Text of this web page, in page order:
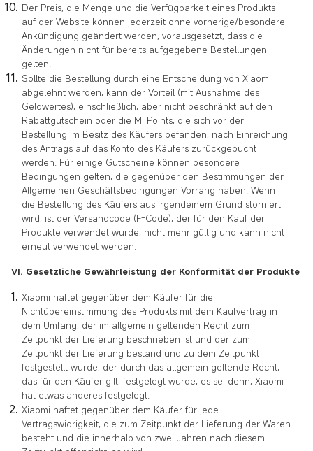
Der Preis, die Menge und die Verfügbarkeit eines Produkts
auf der Website können jederzeit ohne vorherige/besondere
Ankündigung geändert werden, vorausgesetzt, dass die
Änderungen nicht für bereits aufgegebene Bestellungen
gelten.
Sollte die Bestellung durch eine Entscheidung von Xiaomi
abgelehnt werden, kann der Vorteil (mit Ausnahme des
Geldwertes), einschließlich, aber nicht beschränkt auf den
Rabattgutschein oder die Mi Points, die sich vor der
Bestellung im Besitz des Käufers befanden, nach Einreichung
des Antrags auf das Konto des Käufers zurückgebucht
werden. Für einige Gutscheine können besondere
Bedingungen gelten, die gegenüber den Bestimmungen der
Allgemeinen Geschäftsbedingungen Vorrang haben. Wenn
die Bestellung des Käufers aus irgendeinem Grund storniert
wird, ist der Versandcode (F-Code), der für den Kauf der
Produkte verwendet wurde, nicht mehr gültig und kann nicht
erneut verwendet werden.
VI. Gesetzliche Gewährleistung der Konformität der Produkte
Xiaomi haftet gegenüber dem Käufer für die
Nichtübereinstimmung des Produkts mit dem Kaufvertrag in
dem Umfang, der im allgemein geltenden Recht zum
Zeitpunkt der Lieferung beschrieben ist und der zum
Zeitpunkt der Lieferung bestand und zu dem Zeitpunkt
festgestellt wurde, der durch das allgemein geltende Recht,
das für den Käufer gilt, festgelegt wurde, es sei denn, Xiaomi
hat etwas anderes festgelegt.
Xiaomi haftet gegenüber dem Käufer für jede
Vertragswidrigkeit, die zum Zeitpunkt der Lieferung der Waren
besteht und die innerhalb von zwei Jahren nach diesem